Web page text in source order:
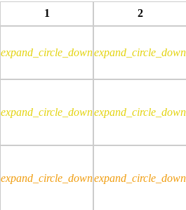
1
2
expand_circle_downexpand_circle_down
expand_circle_downexpand_circle_down
expand_circle_downexpand_circle_down